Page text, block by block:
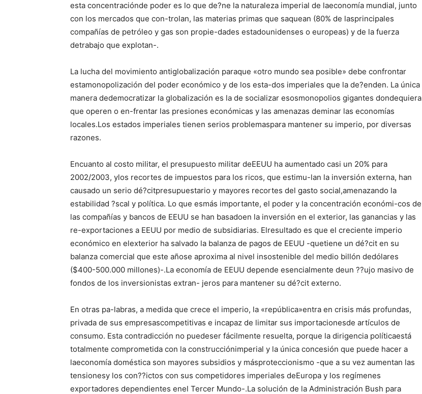
esta concentraciónde poder es lo que de?ne la naturaleza imperial de laeconomía mundial, junto
con los mercados que con-trolan, las materias primas que saquean (80% de lasprincipales
compañías de petróleo y gas son propie-dades estadounidenses o europeas) y de la fuerza
detrabajo que explotan-.
La lucha del movimiento antiglobalización paraque «otro mundo sea posible» debe confrontar
estamonopolización del poder económico y de los esta-dos imperiales que la de?enden. La única
manera dedemocratizar la globalización es la de socializar esosmonopolios gigantes dondequiera
que operen o en-frentar las presiones económicas y las amenazas deminar las economías
locales.Los estados imperiales tienen serios problemaspara mantener su imperio, por diversas
razones.
Encuanto al costo militar, el presupuesto militar deEEUU ha aumentado casi un 20% para
2002/2003, ylos recortes de impuestos para los ricos, que estimu-lan la inversión externa, han
causado un serio dé?citpresupuestario y mayores recortes del gasto social,amenazando la
estabilidad ?scal y política. Lo que esmás importante, el poder y la concentración económi-cos de
las compañías y bancos de EEUU se han basadoen la inversión en el exterior, las ganancias y las
re-exportaciones a EEUU por medio de subsidiarias. Elresultado es que el creciente imperio
económico en elexterior ha salvado la balanza de pagos de EEUU -quetiene un dé?cit en su
balanza comercial que este añose aproxima al nivel insostenible del medio billón dedólares
($400-500.000 millones)-.La economía de EEUU depende esencialmente deun ??ujo masivo de
fondos de los inversionistas extran- jeros para mantener su dé?cit externo.
En otras pa-labras, a medida que crece el imperio, la «república»entra en crisis más profundas,
privada de sus empresascompetitivas e incapaz de limitar sus importacionesde artículos de
consumo. Esta contradicción no puedeser fácilmente resuelta, porque la dirigencia políticaestá
totalmente comprometida con la construcciónimperial y la única concesión que puede hacer a
laeconomía doméstica son mayores subsidios y másproteccionismo -que a su vez aumentan las
tensionesy los con??ictos con sus competidores imperiales deEuropa y los regímenes
exportadores dependientes enel Tercer Mundo-.La solución de la Administración Bush para